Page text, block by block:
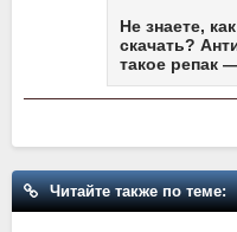
Не знаете,
скачать?
такое репак
Читайте также по теме: